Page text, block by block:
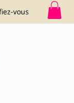
vous